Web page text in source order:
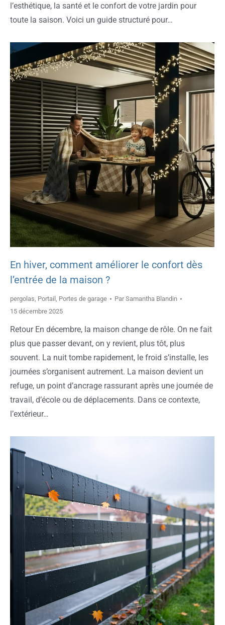
l’esthétique, la santé et le confort de votre jardin pour
toute la saison. Voici un guide structuré pour…
En hiver, comment améliorer le confort dès
l’entrée de la maison ?
pergolas, Portail , Portes de garage ParSamantha Blandin
15 décembre 2025
Retour En décembre, la maison change de rôle. On ne fait
plus que passer devant, on y revient, plus tôt, plus
souvent. La nuit tombe rapidement, le froid s’installe, les
journées s’organisent autrement. La maison devient un
refuge, un point d’ancrage rassurant après une journée de
travail, d’école ou de déplacements. Dans ce contexte,
l’extérieur…